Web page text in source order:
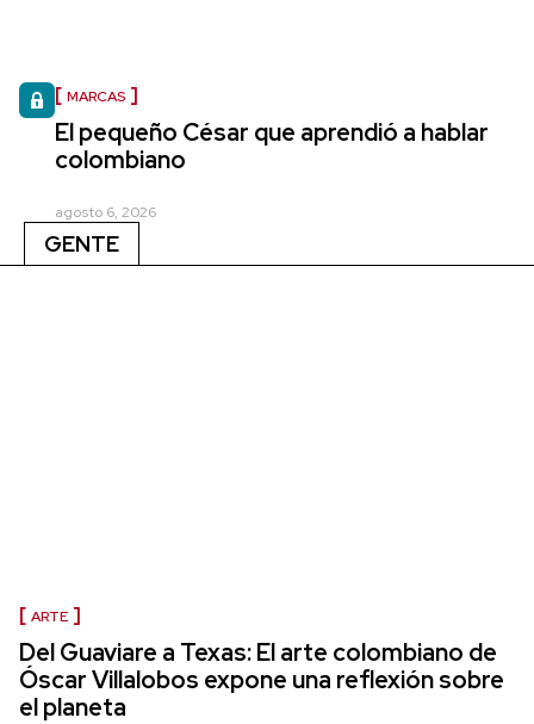
MARCAS
El pequeño César que aprendió a hablar
colombiano
agosto 6, 2026
GENTE
ARTE
Del Guaviare a Texas: El arte colombiano de
Óscar Villalobos expone una reflexión sobre
el planeta